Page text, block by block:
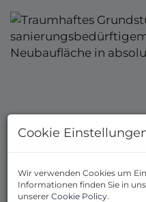
Cookie
Wir verwenden Cookies um
Informationen finden Sie in
unserer Cookie Policy.